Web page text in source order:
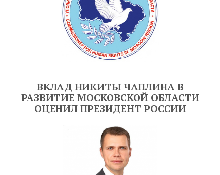
ВКЛАД НИКИТЫ ЧАПЛИНА В
РАЗВИТИЕ МОСКОВСКОЙ ОБЛАСТИ
ОЦЕНИЛ ПРЕЗИДЕНТ РОССИИ